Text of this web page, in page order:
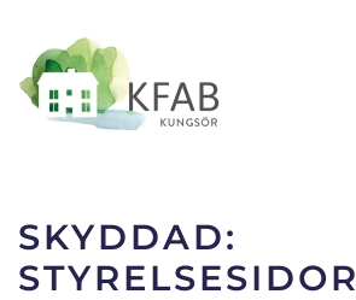
Skip to main content
SKYDDAD:
STYRELSESIDOR